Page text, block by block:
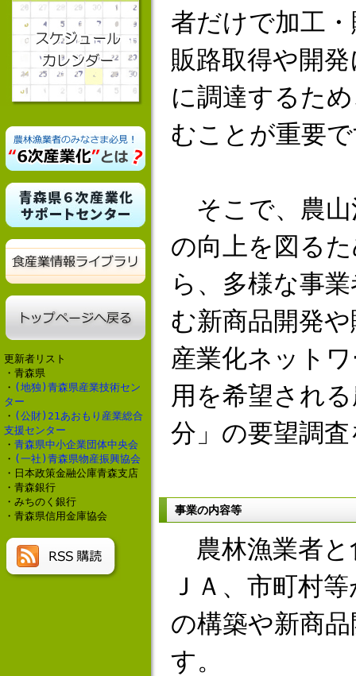
更新者リスト
・青森県
・ (地独)青森県産業技術セン
ター
・ (公財)21あおもり産業総合
支援センター
・ 青森県中小企業団体中央会
・ (一社)青森県物産振興協会
・日本政策金融公庫青森支店
・青森銀行
・みちのく銀行
・青森県信用金庫協会
者だけで加工
販路取得や開
に調達するた
むことが重要
そこで、農山
の向上を図る
ら、多様な事
む新商品開発
産業化ネット
用を希望され
分」の要望調
事業の内容等
農林漁業者と
ＪＡ、市町村
の構築や新商
す。